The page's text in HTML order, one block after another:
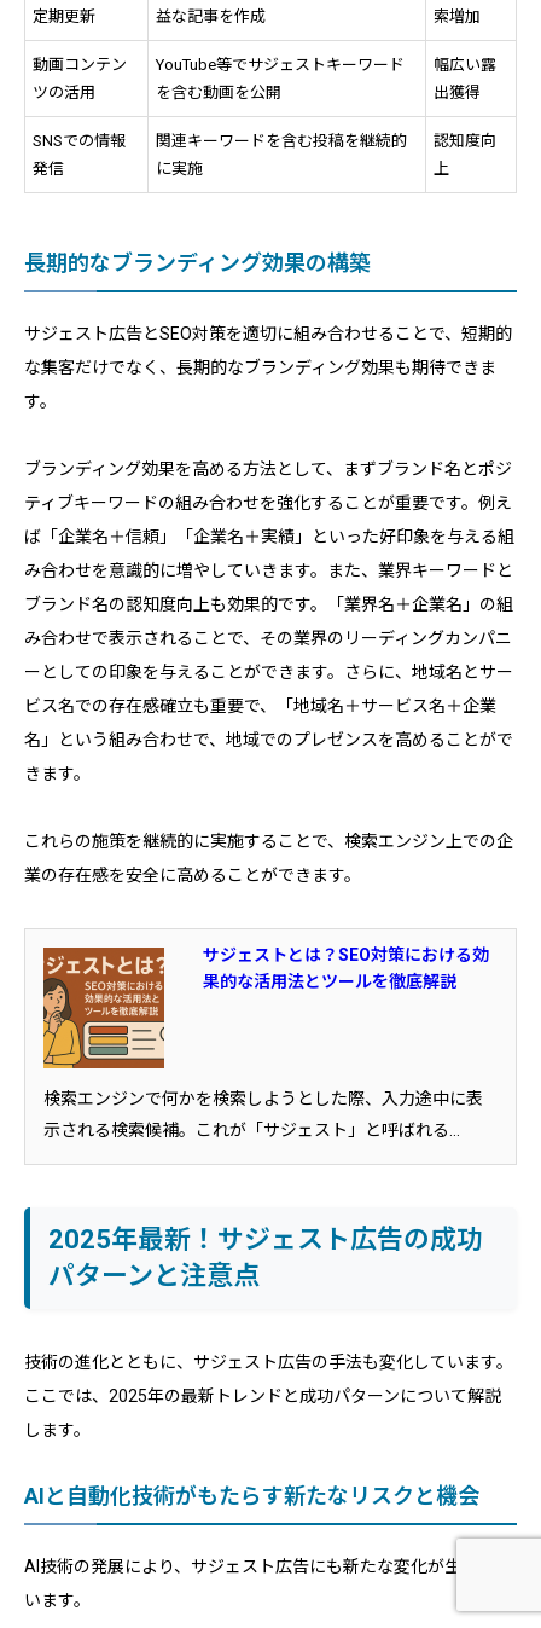
定期更新
益な記事を作成
索増加
動画コンテン
ツの活用
YouTube等でサジェストキーワード
を含む動画を公開
幅広い露
出獲得
SNSでの情報
発信
関連キーワードを含む投稿を継続的
に実施
認知度向
上
長期的なブランディング効果の構築
サジェスト広告とSEO対策を適切に組み合わせることで、短期的
な集客だけでなく、長期的なブランディング効果も期待できま
す。
ブランディング効果を高める方法として、まずブランド名とポジ
ティブキーワードの組み合わせを強化することが重要です。例え
ば「企業名＋信頼」「企業名＋実績」といった好印象を与える組
み合わせを意識的に増やしていきます。また、業界キーワードと
ブランド名の認知度向上も効果的です。「業界名＋企業名」の組
み合わせで表示されることで、その業界のリーディングカンパニ
ーとしての印象を与えることができます。さらに、地域名とサー
ビス名での存在感確立も重要で、「地域名＋サービス名＋企業
名」という組み合わせで、地域でのプレゼンスを高めることがで
きます。
これらの施策を継続的に実施することで、検索エンジン上での企
業の存在感を安全に高めることができます。
サジェストとは？SEO対策における効
果的な活用法とツールを徹底解説
検索エンジンで何かを検索しようとした際、入力途中に表
示される検索候補。これが「サジェスト」と呼ばれる...
2025年最新！サジェスト広告の成功
パターンと注意点
技術の進化とともに、サジェスト広告の手法も変化しています。
ここでは、2025年の最新トレンドと成功パターンについて解説
します。
AIと自動化技術がもたらす新たなリスクと機会
AI技術の発展により、サジェスト広告にも新たな変化が生まれて
います。